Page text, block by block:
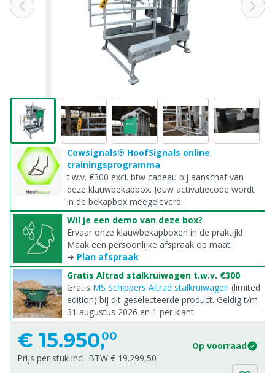
Cowsignals® HoofSignals online
trainingsprogramma
t.w.v. €300 excl. btw cadeau bij aanschaf van
deze klauwbekapbox. Jouw activatiecode wordt
in de bekapbox meegeleverd.
Wil je een demo van deze box?
Ervaar onze klauwbekapboxen in de praktijk!
Maak een persoonlijke afspraak op maat.
➜ Plan afspraak
Gratis Altrad stalkruiwagen t.w.v. €300
Gratis MS Schippers Altrad stalkruiwagen (limited
edition) bij dit geselecteerde product. Geldig t/m
31 augustus 2026 en 1 per klant.
€ 15.950,00
Op voorraad
Prijs per stuk incl. BTW € 19.299,50